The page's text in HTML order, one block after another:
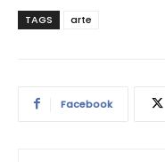
TAGS arte
Facebook